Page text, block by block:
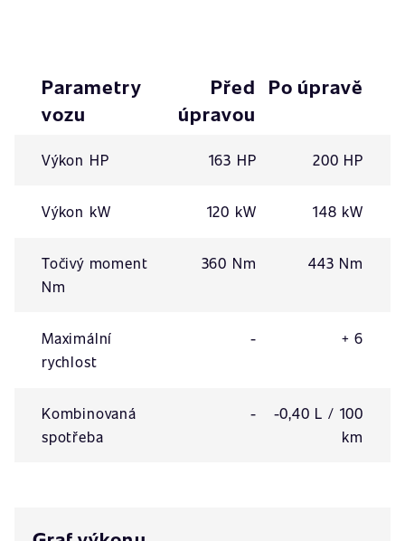
Parametry
vozu
Před
úpravou
Po úpravě
Výkon HP 163 HP 200 HP
Výkon kW 120 kW 148 kW
Točivý moment
Nm
360 Nm 443 Nm
Maximální
rychlost
- + 6
Kombinovaná
spotřeba
-
-0,40 L / 100
km